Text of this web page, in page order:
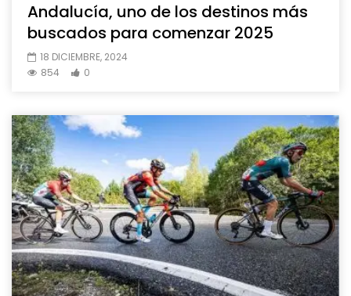
Andalucía, uno de los destinos más
buscados para comenzar 2025
18 DICIEMBRE, 2024
854
0